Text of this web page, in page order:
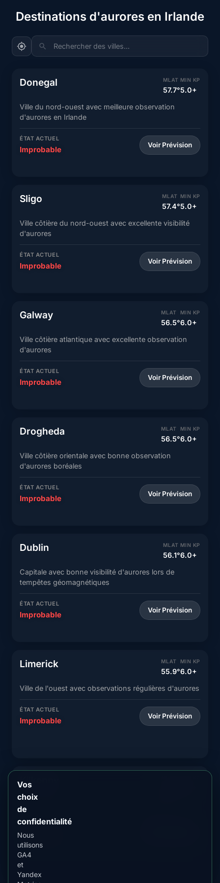
Destinations d'aurores en Irlande
Rechercher des villes...
Donegal MLAT
57.7°
MIN KP
5.0+
Ville du nord-ouest avec meilleure observation
d'aurores en Irlande
ÉTAT ACTUEL
Improbable Voir Prévision
Sligo MLAT
57.4°
MIN KP
5.0+
Ville côtière du nord-ouest avec excellente visibilité
d'aurores
ÉTAT ACTUEL
Improbable Voir Prévision
Galway MLAT
56.5°
MIN KP
6.0+
Ville côtière atlantique avec excellente observation
d'aurores
ÉTAT ACTUEL
Improbable Voir Prévision
Drogheda MLAT
56.5°
MIN KP
6.0+
Ville côtière orientale avec bonne observation
d'aurores boréales
ÉTAT ACTUEL
Improbable Voir Prévision
Dublin MLAT
56.1°
MIN KP
6.0+
Capitale avec bonne visibilité d'aurores lors de
tempêtes géomagnétiques
ÉTAT ACTUEL
Improbable Voir Prévision
Limerick MLAT
55.9°
MIN KP
6.0+
Ville de l'ouest avec observations régulières d'aurores
ÉTAT ACTUEL
Improbable Voir Prévision
Kilkenny
Ville médiévale avec potentiel modéré d'aurores
ÉTAT ACTUEL
Improbable
Vos
choix
de
confidentialité
Nous
utilisons
GA4
et
Yandex